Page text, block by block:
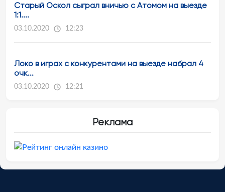
Старый Оскол сыграл вничью с Атомом на выезде
1:1....
03.10.2020 12:23
Локо в играх с конкурентами на выезде набрал 4
очк...
03.10.2020 12:21
Реклама